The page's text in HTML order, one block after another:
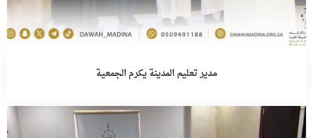
مدير تعليم المدينة يكرم الجمعية